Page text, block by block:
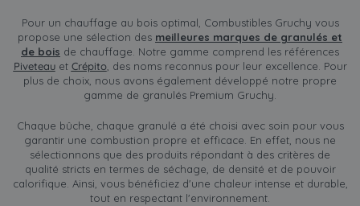
Pour un chauffage au bois optimal, Combustibles Gruchy vous
propose une sélection des meilleures marques de granulés et
de bois de chauffage. Notre gamme comprend les références
Piveteauet Crépito, des noms reconnus pour leur excellence. Pour
plus de choix, nous avons également développé notre propre
gamme de granulés Premium Gruchy.
Chaque bûche, chaque granulé a été choisi avec soin pour vous
garantir une combustion propre et efficace. En effet, nous ne
sélectionnons que des produits répondant à des critères de
qualité stricts en termes de séchage, de densité et de pouvoir
calorifique. Ainsi, vous bénéficiez d'une chaleur intense et durable,
tout en respectant l'environnement.